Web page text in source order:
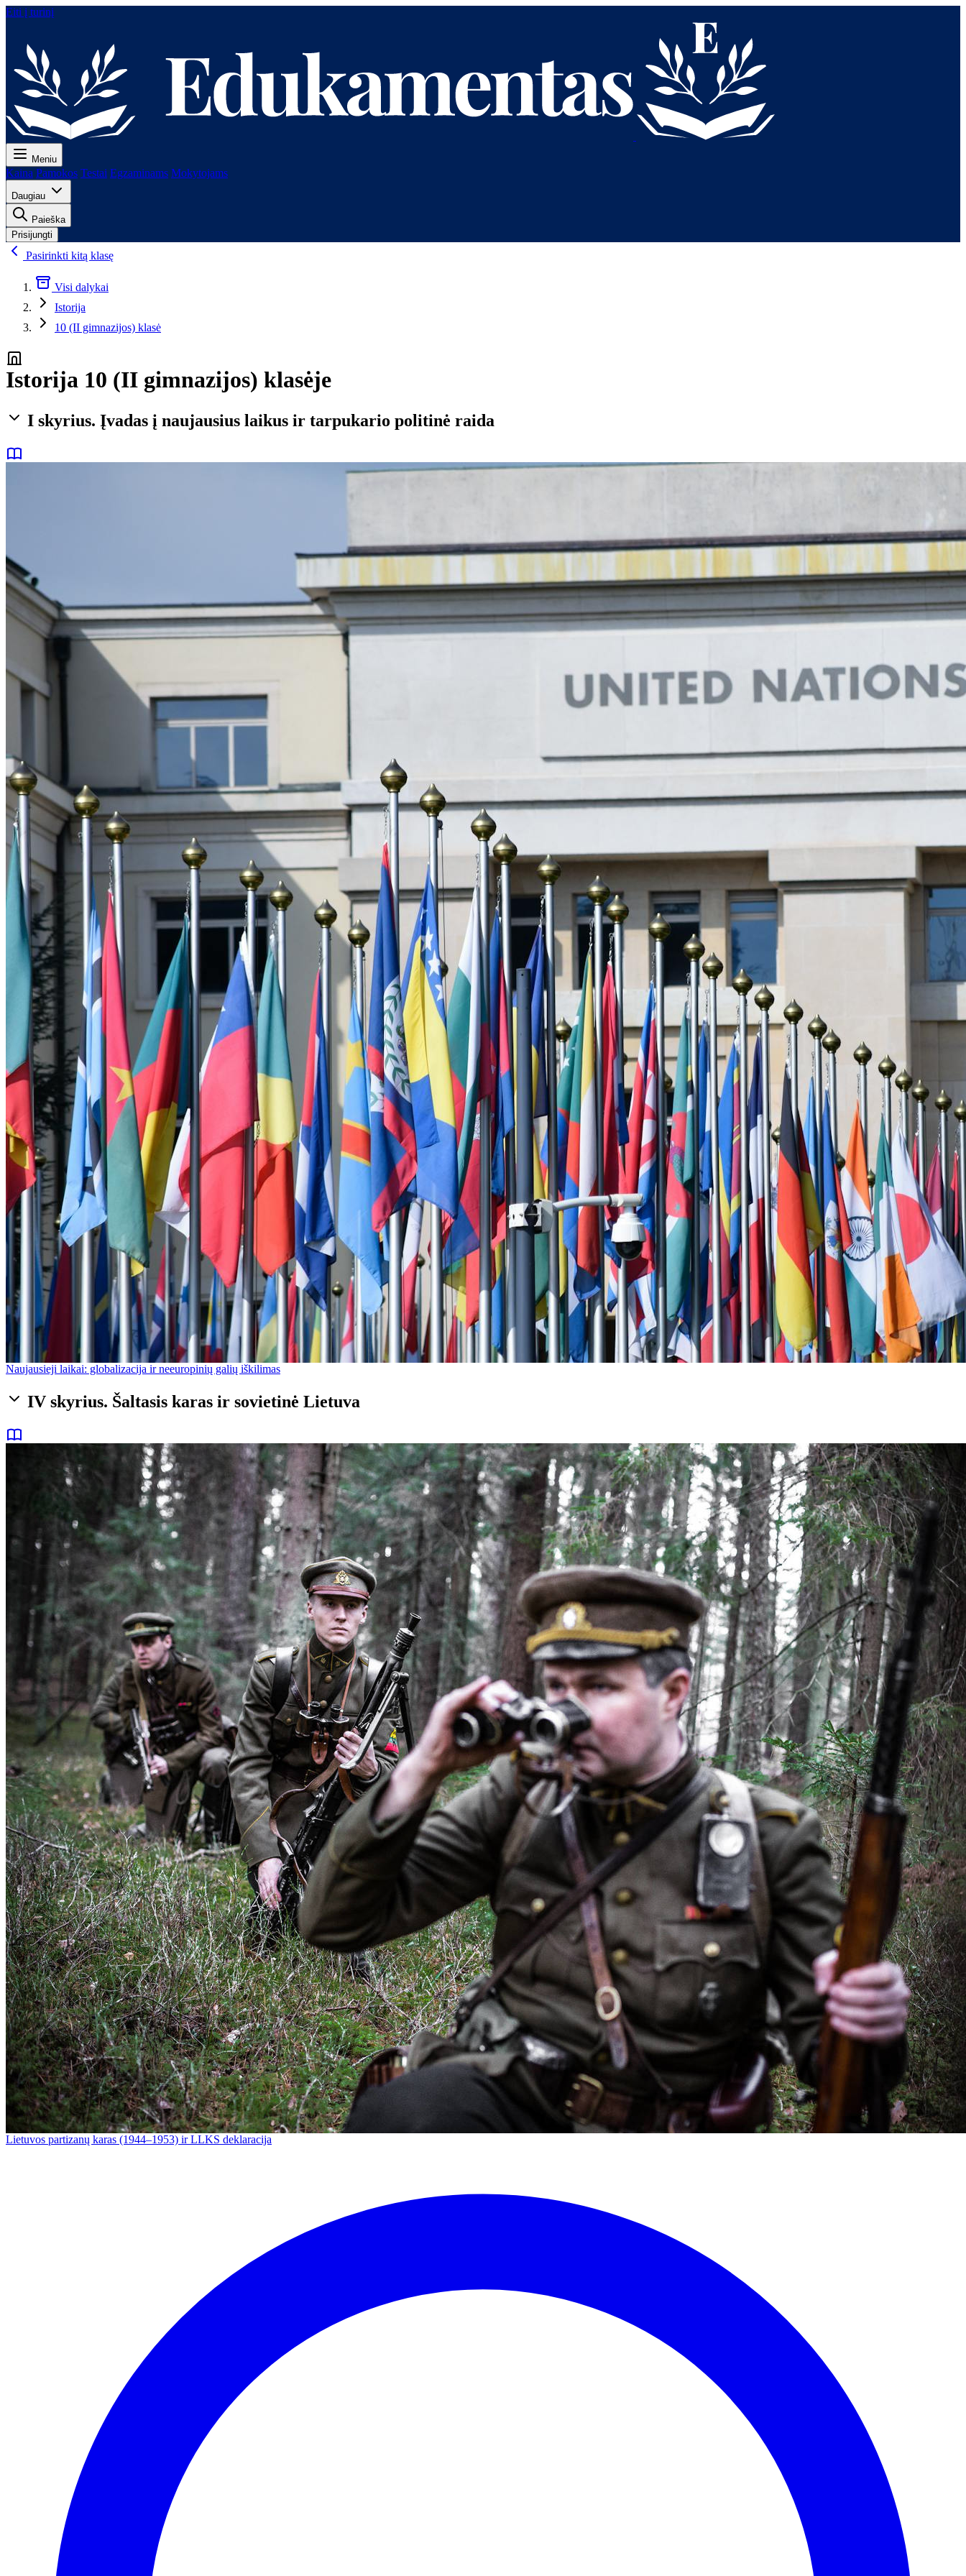
Eiti į turinį
Meniu
Kaina Pamokos Testai Egzaminams Mokytojams
Daugiau
Paieška
Prisijungti
Pasirinkti kitą klasę
Visi dalykai
Istorija
10 (II gimnazijos) klasė
Istorija 10 (II gimnazijos) klasėje
I skyrius. Įvadas į naujausius laikus ir tarpukario politinė raida
Naujausieji laikai: globalizacija ir neeuropinių galių iškilimas
IV skyrius. Šaltasis karas ir sovietinė Lietuva
Lietuvos partizanų karas (1944–1953) ir LLKS deklaracija